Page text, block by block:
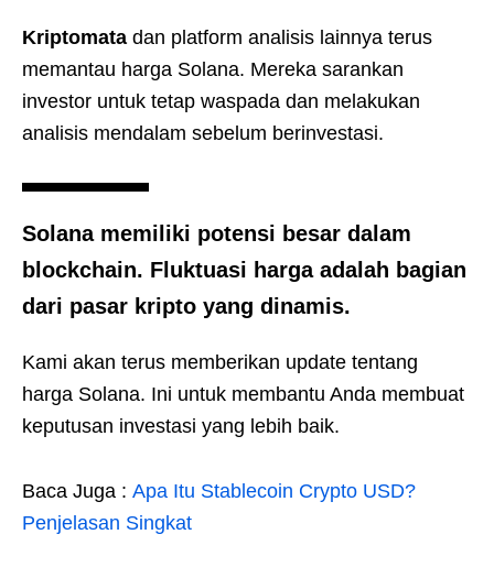
Kriptomata dan platform analisis lainnya terus
memantau harga Solana. Mereka sarankan
investor untuk tetap waspada dan melakukan
analisis mendalam sebelum berinvestasi.
Solana memiliki potensi besar dalam
blockchain. Fluktuasi harga adalah bagian
dari pasar kripto yang dinamis.
Kami akan terus memberikan update tentang
harga Solana. Ini untuk membantu Anda membuat
keputusan investasi yang lebih baik.
Baca Juga : Apa Itu Stablecoin Crypto USD?
Penjelasan Singkat